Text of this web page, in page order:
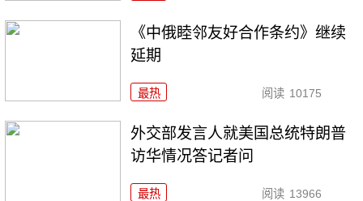
《中俄睦邻友好合作条约》继续
延期
最热 阅读 10175
外交部发言人就美国总统特朗普
访华情况答记者问
最热 阅读 13966